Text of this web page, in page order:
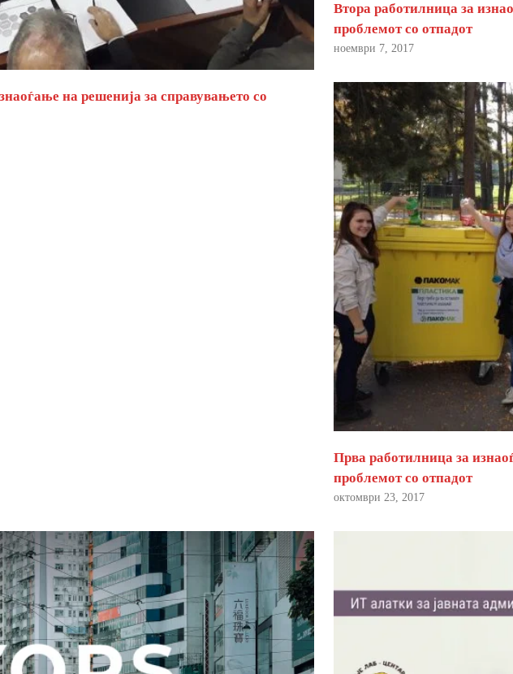
на решенија за справувањето со
Втора работилница за
проблемот со отпадот
ноември 7, 2017
Прва работилница за
проблемот со отпадот
октомври 23, 2017